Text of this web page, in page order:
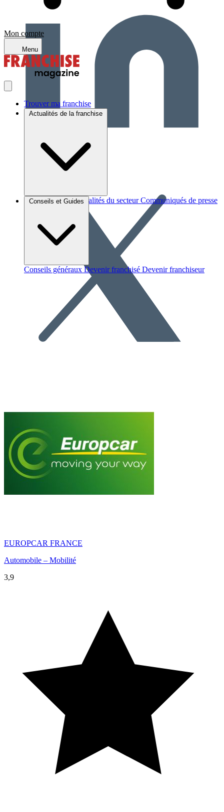
Mon compte
Menu
Trouver ma franchise
Actualités de la franchise
Brèves et actus Actualités du secteur Communiqués de presse
Conseils et Guides
Conseils généraux Devenir franchisé Devenir franchiseur
EUROPCAR FRANCE
Automobile – Mobilité
3,9